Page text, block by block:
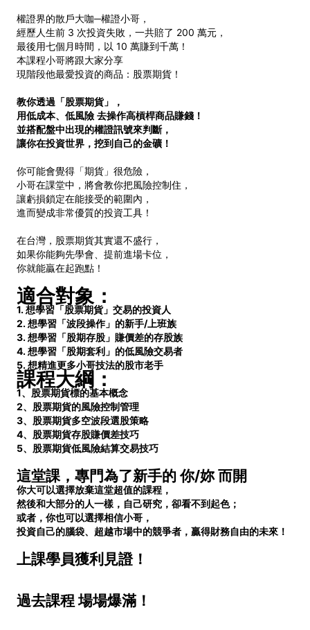
權證界的散戶大咖─權證小哥，
經歷人生前 3 次投資失敗，一共賠了 200 萬元，
最後用七個月時間，以 10 萬賺到千萬！
本課程小哥將跟大家分享
現階段他最愛投資的商品：股票期貨！
教你透過「股票期貨」，
用低成本、低風險 去操作高槓桿商品賺錢！
並搭配盤中出現的權證訊號來判斷，
讓你在投資世界，挖到自己的金礦！
你可能會覺得「期貨」很危險，
小哥在課堂中，將會教你把風險控制住，
讓虧損鎖定在能接受的範圍內，
進而變成非常優質的投資工具！
在台灣，股票期貨其實還不盛行，
如果你能夠先學會、提前進場卡位，
你就能贏在起跑點！
適合對象：
1. 想學習「股票期貨」交易的投資人
2.想學習「波段操作」的新手/上班族
3.想學習「股期存股」賺價差的存股族
4.想學習「股期套利」的低風險交易者
5.想精進更多小哥技法的股市老手
課程大綱：
1、股票期貨標的基本概念
2、股票期貨的風險控制管理
3、股票期貨多空波段選股策略
4、股票期貨存股賺價差技巧
5、股票期貨低風險結算交易技巧
這堂課，專門為了新手的 你/妳 而開
你大可以選擇放棄這堂超值的課程，
然後和大部分的人一樣，自己研究，卻看不到起色；
或者，你也可以選擇相信小哥，
投資自己的腦袋、超越市場中的競爭者，贏得財務自由的未來！
上課學員獲利見證！
過去課程 場場爆滿！